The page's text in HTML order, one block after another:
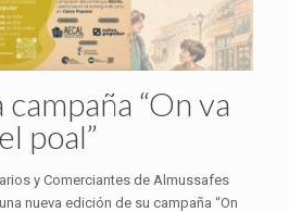
“On va
poal”
y Comerciantes de Almussafes
nueva edición de su campaña “On